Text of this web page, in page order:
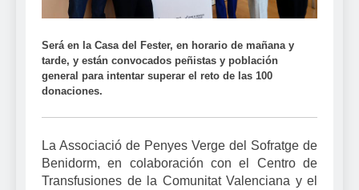
Será en la Casa del Fester, en horario de mañana y
tarde, y están convocados peñistas y población
general para intentar superar el reto de las 100
donaciones.
La Associació de Penyes Verge del Sofratge de
Benidorm, en colaboración con el Centro de
Transfusiones de la Comunitat Valenciana y el